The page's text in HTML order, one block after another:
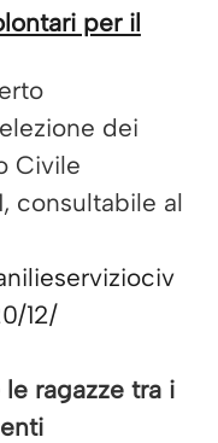
per il
dei
Civile
consultabile al
12/
ragazze tra i